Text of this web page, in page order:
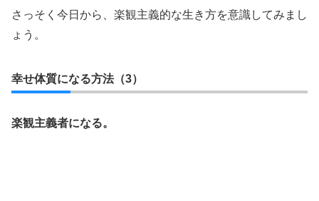
さっそく今日から、楽観主義的な生き方を意識してみまし
ょう。
幸せ体質になる方法（3）
楽観主義者になる。